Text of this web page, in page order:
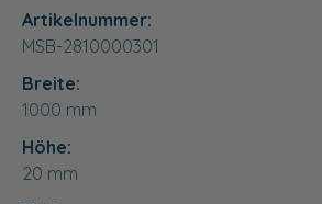
Artikelnummer:
MSB-2810000301
Breite:
1000 mm
Höhe:
20 mm